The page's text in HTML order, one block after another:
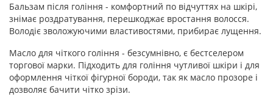
Бальзам після гоління - комфортний по відчуттях на шкірі,
знімає роздратування, перешкоджає вростання волосся.
Володіє зволожуючими властивостями, прибирає лущення.
Масло для чіткого гоління - безсумнівно, є бестселером
торгової марки. Підходить для гоління чутливої ​​шкіри і для
оформлення чіткої фігурної бороди, так як масло прозоре і
дозволяє бачити чітко зрізи.